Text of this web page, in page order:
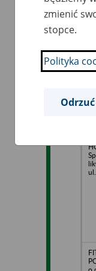
zmienić
stopce.
Polityka